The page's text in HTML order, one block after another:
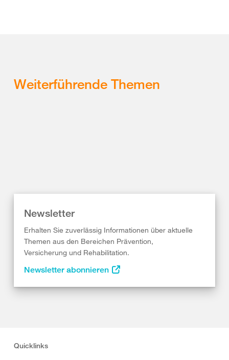
Weiterführende Themen
Newsletter
Erhalten Sie zuverlässig Informationen über aktuelle
Themen aus den Bereichen Prävention,
Versicherung und Rehabilitation.
Newsletter abonnieren
Quicklinks